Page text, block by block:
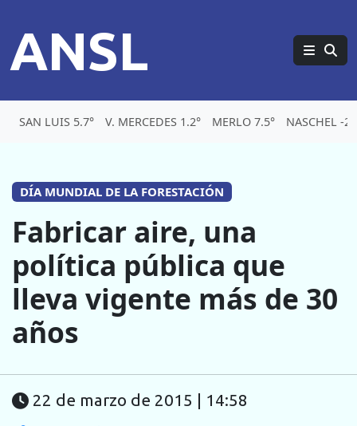
ANSL
SAN LUIS 5.7° V. MERCEDES 1.2° MERLO 7.5° NASCHEL -
DÍA MUNDIAL DE LA FORESTACIÓN
Fabricar aire, una
política pública que
lleva vigente más de 30
años
22 de marzo de 2015 | 14:58